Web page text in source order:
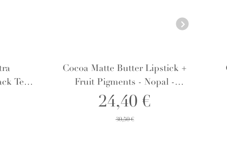
Tea -
Cocoa Matte Butter Lipstick +
Fruit Pigments - Nopal -
Lippenstift
24,40 €
30,50 €